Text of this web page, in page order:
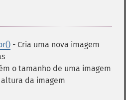
- Cria uma nova imagem
o tamanho de uma imagem
da imagem